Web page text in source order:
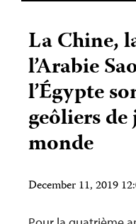
La Chine,
l’Arabie
l’Égypte
geôliers
monde
December 11, 2019